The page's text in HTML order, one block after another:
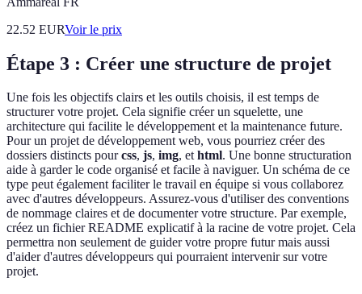
22.52 EURVoir le prix
Étape 3 : Créer une structure de projet
Une fois les objectifs clairs et les outils choisis, il est temps de
structurer votre projet. Cela signifie créer un squelette, une
architecture qui facilite le développement et la maintenance future.
Pour un projet de développement web, vous pourriez créer des
dossiers distincts pourcss, js, img, ethtml. Une bonne structuration
aide à garder le code organisé et facile à naviguer. Un schéma de ce
type peut également faciliter le travail en équipe si vous collaborez
avec d'autres développeurs. Assurez-vous d'utiliser des conventions
de nommage claires et de documenter votre structure. Par exemple,
créez un fichier README explicatif à la racine de votre projet. Cela
permettra non seulement de guider votre propre futur mais aussi
d'aider d'autres développeurs qui pourraient intervenir sur votre
projet.